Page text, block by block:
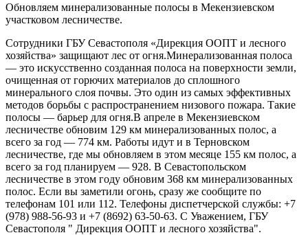
Обновляем минерализованные полосы в Мекензиевском
участковом лесничестве.
Сотрудники ГБУ Севастополя «Дирекция ООПТ и лесного
хозяйства» защищают лес от огня.Минерализованная полоса
— это искусственно созданная полоса на поверхности земли,
очищенная от горючих материалов до сплошного
минерального слоя почвы. Это один из самых эффективных
методов борьбы с распространением низового пожара. Такие
полосы — барьер для огня.В апреле в Мекензиевском
лесничестве обновим 129 км минерализованных полос, а
всего за год — 774 км. Работы идут и в Терновском
лесничестве, где мы обновляем в этом месяце 155 км полос, а
всего за год планируем — 928. В Севастопольском
лесничестве в этом году обновим 368 км минерализованных
полос. Если вы заметили огонь, сразу же сообщите по
телефонам 101 или 112. Телефоны диспетчерской службы: +7
(978) 988-56-93 и +7 (8692) 63-50-63. С Уважением, ГБУ
Севастополя " Дирекция ООПТ и лесного хозяйства".